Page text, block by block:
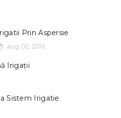
Prin Aspersie
aug. 02, 2016
Irigații
Sistem Irigatie